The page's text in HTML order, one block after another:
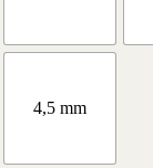
4,5 mm